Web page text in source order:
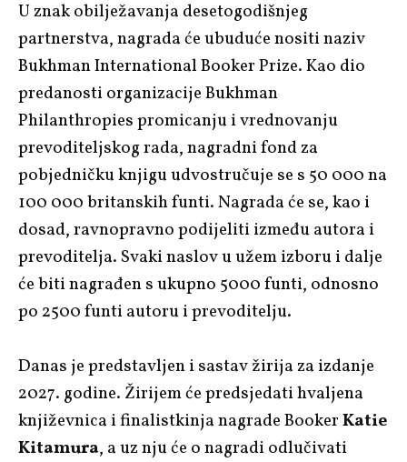
U znak obilježavanja desetogodišnjeg
partnerstva, nagrada će ubuduće nositi naziv
Bukhman International Booker Prize. Kao dio
predanosti organizacije Bukhman
Philanthropies promicanju i vrednovanju
prevoditeljskog rada, nagradni fond za
pobjedničku knjigu udvostručuje se s 50 000 na
100 000 britanskih funti. Nagrada će se, kao i
dosad, ravnopravno podijeliti između autora i
prevoditelja. Svaki naslov u užem izboru i dalje
će biti nagrađen s ukupno 5000 funti, odnosno
po 2500 funti autoru i prevoditelju.
Danas je predstavljen i sastav žirija za izdanje
2027. godine. Žirijem će predsjedati hvaljena
književnica i finalistkinja nagrade BookerKatie
Kitamura, a uz nju će o nagradi odlučivati